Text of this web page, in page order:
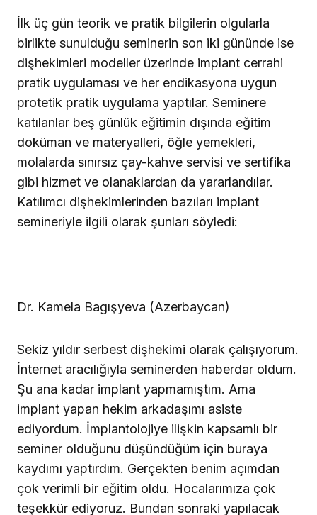
İlk üç gün teorik ve pratik bilgilerin olgularla
birlikte sunulduğu seminerin son iki gününde ise
dişhekimleri modeller üzerinde implant cerrahi
pratik uygulaması ve her endikasyona uygun
protetik pratik uygulama yaptılar. Seminere
katılanlar beş günlük eğitimin dışında eğitim
doküman ve materyalleri, öğle yemekleri,
molalarda sınırsız çay-kahve servisi ve sertifika
gibi hizmet ve olanaklardan da yararlandılar.
Katılımcı dişhekimlerinden bazıları implant
semineriyle ilgili olarak şunları söyledi:
Dr. Kamela Bagışyeva (Azerbaycan)
Sekiz yıldır serbest dişhekimi olarak çalışıyorum.
İnternet aracılığıyla seminerden haberdar oldum.
Şu ana kadar implant yapmamıştım. Ama
implant yapan hekim arkadaşımı asiste
ediyordum. İmplantolojiye ilişkin kapsamlı bir
seminer olduğunu düşündüğüm için buraya
kaydımı yaptırdım. Gerçekten benim açımdan
çok verimli bir eğitim oldu. Hocalarımıza çok
teşekkür ediyoruz. Bundan sonraki yapılacak